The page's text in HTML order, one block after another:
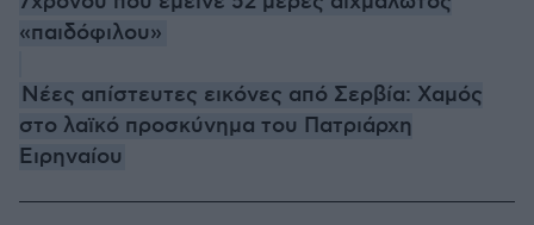
«παιδόφιλου»
Νέες απίστευτες εικόνες από Σερβία: Χαμός
στο λαϊκό προσκύνημα του Πατριάρχη
Ειρηναίου